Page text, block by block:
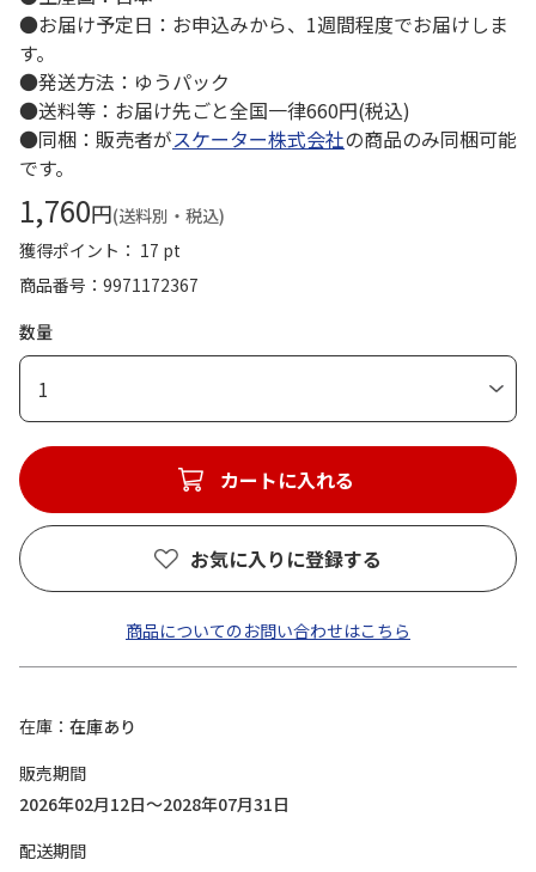
●お届け予定日：お申込みから、1週間程度でお届けしま
す。
●発送方法：ゆうパック
●送料等：お届け先ごと全国一律660円(税込)
●同梱：販売者がスケーター株式会社の商品のみ同梱可能
です。
1,760円(送料別・税込)
獲得ポイント： 17 pt
商品番号
9971172367
数量
1
カートに入れる
お気に入りに登録する
商品についてのお問い合わせはこちら
在庫
在庫あり
販売期間
2026年02月12日～2028年07月31日
配送期間